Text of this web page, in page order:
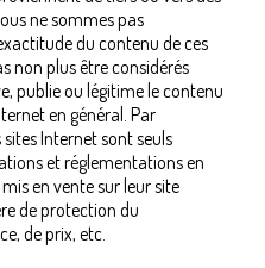
ne sommes pas
du contenu de ces
non plus être considérés
publie ou légitime le contenu
en général. Par
Internet sont seuls
et réglementations en
en vente sur leur site
de protection du
de prix, etc.